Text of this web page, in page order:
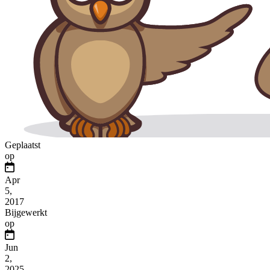
Geplaatst
op
Apr
5,
2017
Bijgewerkt
op
Jun
2,